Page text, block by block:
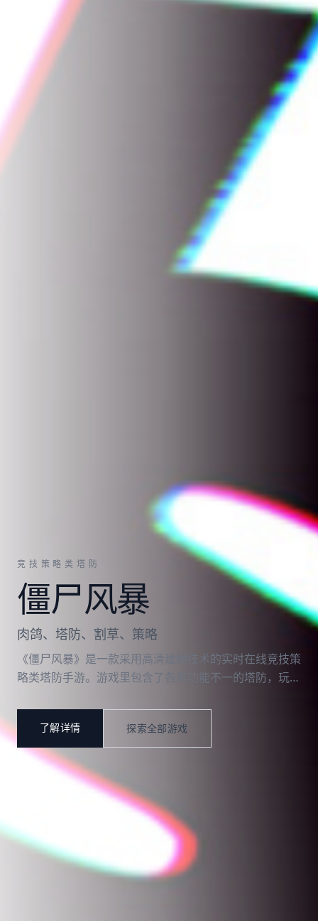
竞技策略类塔防
僵尸风暴
肉鸽、塔防、割草、策略
《僵尸风暴》是一款采用高清建模技术的实时在线竞技策
略类塔防手游。游戏里包含了各类功能不一的塔防，玩家
于自己的专属塔防队伍，阻止风格与技能各异的僵尸前
进，并且利用手中塔防和自身谋略战胜对手取得胜利，最
终获得巨额奖励。去除传统单一塔防模式，改用动态塔防
变化与丰富的攻击特效，别具一格的科技感画风，老谋深
算的排兵布阵，各类不同的玩法模式，打造刺激烧脑的战
斗体验！创新且原汁原味的塔防游戏，满足你对塔防游戏
的一切想象，给你带来纯正体验！随时随地可以战斗，便
捷的游戏体验，畅快的游戏过程，叫上你的朋友一起战斗
了解详情 探索全部游戏